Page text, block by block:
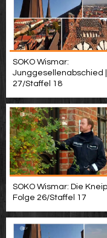
SOKO Wismar:
Junggesellenabschied
27/Staffel 18
SOKO Wismar: Die
Folge 26/Staffel 17